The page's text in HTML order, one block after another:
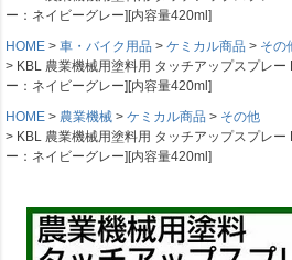
ー：ネイビーグレー][内容量420ml]
HOME
車・バイク用品 ケミカル商品
その
KBL 農業機械用塗料用 タッチアップスプレ
ー：ネイビーグレー][内容量420ml]
HOME
農業機械 ケミカル商品
その他
KBL 農業機械用塗料用 タッチアップスプレ
ー：ネイビーグレー][内容量420ml]